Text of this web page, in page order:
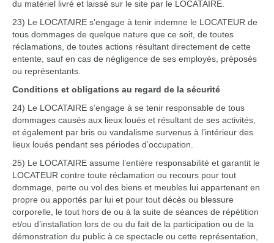
du matériel livré et laissé sur le site par le LOCATAIRE.
23) Le LOCATAIRE s’engage à tenir indemne le LOCATEUR de
tous dommages de quelque nature que ce soit, de toutes
réclamations, de toutes actions résultant directement de cette
entente, sauf en cas de négligence de ses employés, préposés
ou représentants.
Conditions et obligations au regard de la sécurité
24) Le LOCATAIRE s’engage à se tenir responsable de tous
dommages causés aux lieux loués et résultant de ses activités,
et également par bris ou vandalisme survenus à l’intérieur des
lieux loués pendant ses périodes d’occupation.
25) Le LOCATAIRE assume l’entière responsabilité et garantit le
LOCATEUR contre toute réclamation ou recours pour tout
dommage, perte ou vol des biens et meubles lui appartenant en
propre ou apportés par lui et pour tout décès ou blessure
corporelle, le tout hors de ou à la suite de séances de répétition
et/ou d’installation lors de ou du fait de la participation ou de la
démonstration du public à ce spectacle ou cette représentation,